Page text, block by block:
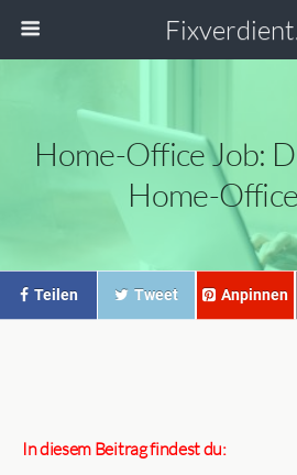
Home-Office Job:
Home-
Teilen Tweet Anpinnen
In diesem Beitrag findest du: